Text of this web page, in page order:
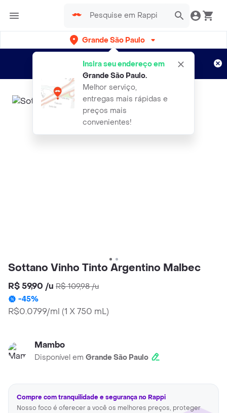
Grande São Paulo
Insira seu endereço em
Grande São Paulo.
Melhor serviço,
entregas mais rápidas e
preços mais
convenientes!
Entregas grátis por 15 dias!
Aplicam T&C
Sottano Vinho Tinto Argentino Malbec
R$ 59,90 /u R$ 109,98/u
-45%
R$0.0799/ml (1 X 750 mL)
Mambo
Disponível em Grande São Paulo
Compre com tranquilidade e segurança no Rappi
Nosso foco é oferecer a você os melhores preços, proteger